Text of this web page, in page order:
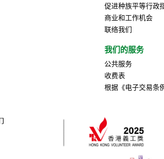
促进种族平等行政
商业和工作机会
联络我们
我们的服务
公共服务
收费表
根据《电子交易条